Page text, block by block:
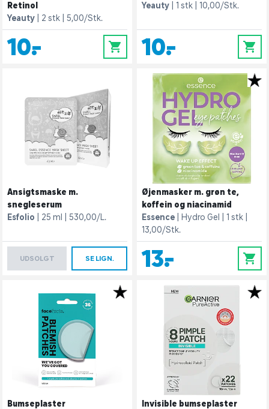
Retinol
Yeauty
2 stk 5,00/Stk.
10,- 0
Yeauty
1 stk 10,00/Stk.
10,- 0
Ansigtsmaske m.
snegleserum
Esfolio
25 ml 530,00/L.
UDSOLGT SE LIGN.
Øjenmasker m. grøn te,
koffein og niacinamid
Essence
Hydro Gel
1 stk
13,00/Stk.
13,- 0
Bumseplaster
Invisible bumseplaster